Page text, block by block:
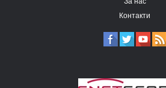
Контакти